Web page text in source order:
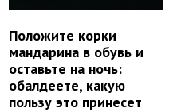
Положите корки
мандарина в обувь и
оставьте на ночь:
обалдеете, какую
пользу это принесет